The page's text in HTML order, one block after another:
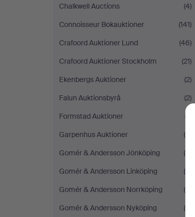
Chalkwell Auctions
(4)
Connoisseur Bokauktioner
(141)
Crafoord Auktioner Lund
(46)
Crafoord Auktioner Stockholm
(21)
Ekenbergs Auktioner
(2)
Falun Auktionsbyrå
(2)
Formstad Auktioner
(7)
Garpenhus Auktioner
(6)
Gomér & Andersson Jönköping
(6)
Gomér & Andersson Linköping
(5)
Gomér & Andersson Norrköping
(4)
Gomér & Andersson Nyköping
(5)